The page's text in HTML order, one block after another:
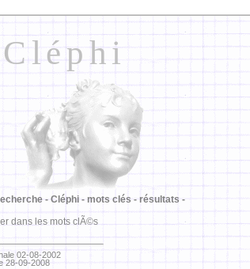
Cléphi
- Cléphi - mots clés - résultats -
dans les mots clÃ©s
02-08-2002
28-09-2008